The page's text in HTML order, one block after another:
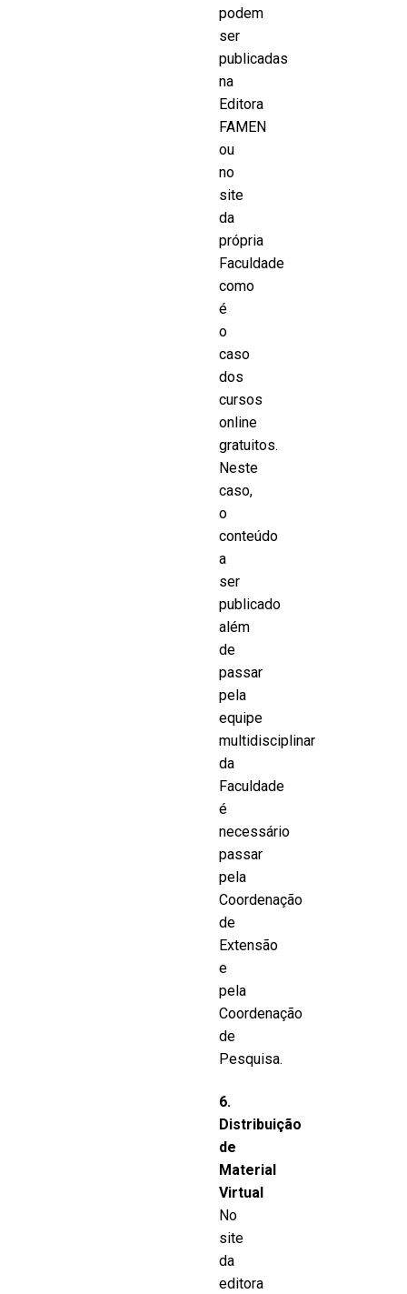
podem
ser
publicadas
na
Editora
FAMEN
ou
no
site
da
própria
Faculdade
como
é
o
caso
dos
cursos
online
gratuitos.
Neste
caso,
o
conteúdo
a
ser
publicado
além
de
passar
pela
equipe
multidisciplinar
da
Faculdade
é
necessário
passar
pela
Coordenação
de
Extensão
e
pela
Coordenação
de
Pesquisa.
6.
Distribuição
de
Material
Virtual
No
site
da
editora